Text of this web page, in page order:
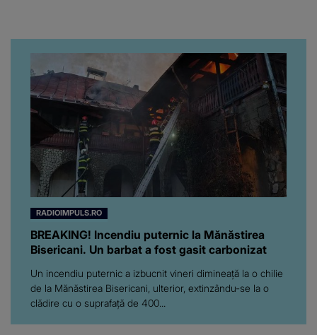
RADIOIMPULS.RO
BREAKING! Incendiu puternic la Mănăstirea
Bisericani. Un barbat a fost gasit carbonizat
Un incendiu puternic a izbucnit vineri dimineaţă la o chilie
de la Mănăstirea Bisericani, ulterior, extinzându-se la o
clădire cu o suprafaţă de 400...